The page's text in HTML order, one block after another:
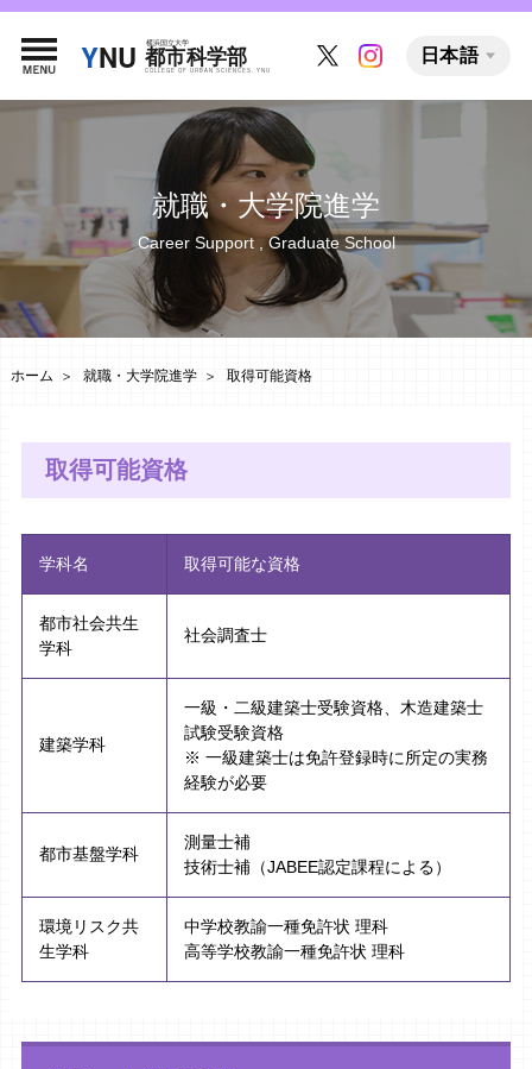
日本語
就職・大学院進学
Career Support , Graduate School
ホーム 就職・大学院進学 取得可能資格
取得可能資格
学科名 取得可能な資格
都市社会共生
学科
社会調査士
建築学科
一級・二級建築士受験資格、木造建築士
試験受験資格
※ 一級建築士は免許登録時に所定の実務
経験が必要
都市基盤学科
測量士補
技術士補（JABEE認定課程による）
環境リスク共
生学科
中学校教諭一種免許状 理科
高等学校教諭一種免許状 理科